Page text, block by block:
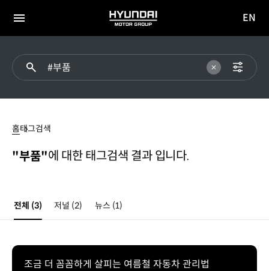
전체
HYUNDAI
MOTOR
이동
EN
홈태그검색
"부품"에 대한 태그검색 결과 입니다.
전체 (3) 저널 (2) 뉴스 (1)
조금 더 꼼꼼하게 살피는 여름철 자동차 관리법